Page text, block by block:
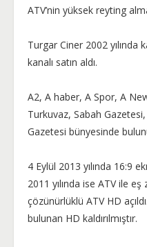
ATV’nin yüksek reyting
Turgar Ciner 2002 yılında
kanalı satın aldı.
A2, A haber, A Spor, A
Turkuvaz, Sabah
Gazetesi bünyesinde
4 Eylül 2013 yılında 16:9
2011 yılında ise ATV ile
çözünürlüklü ATV HD
bulunan HD kaldırılmıştır.